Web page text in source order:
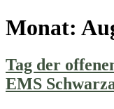
Monat:
Tag der
EMS